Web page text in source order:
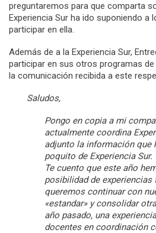
preguntaremos para que comparta
Experiencia Sur ha ido suponiendo a
participar en ella.
Además de a la Experiencia Sur,
participar en sus otros programas
la comunicación recibida a este
Saludos,
Pongo en copia a mi
actualmente coordina
adjunto la información que
poquito de Experiencia Sur.
Te cuento que este año
posibilidad de
queremos continuar con
«estandar» y consolidar
año pasado, una
docentes en coordinación